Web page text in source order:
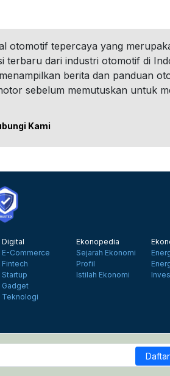
otomotif tepercaya yang
terbaru dari industri otomotif di
berita dan panduan
sebelum memutuskan untuk
Kami
Digital
E-Commerce
Fintech
Startup
Gadget
Teknologi
Ekonopedia
Sejarah Ekonomi
Profil
Istilah Ekonomi
Daftar